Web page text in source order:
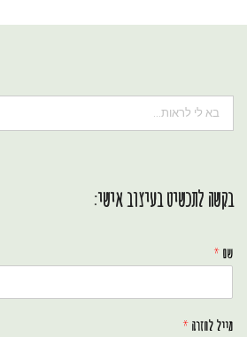
חיפוש
בקשה לתכשיט בעיצוב אישי:
שם *
מייל לחזרה *